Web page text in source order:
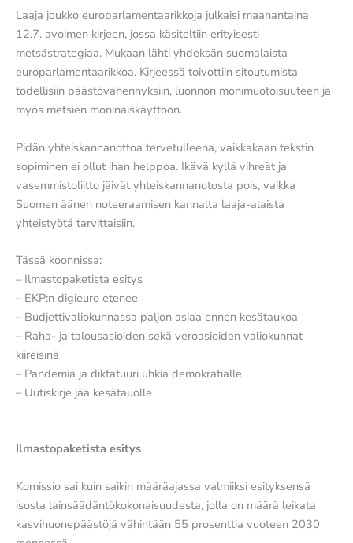
Laaja joukko europarlamentaarikkoja julkaisi maanantaina
12.7. avoimen kirjeen, jossa käsiteltiin erityisesti
metsästrategiaa. Mukaan lähti yhdeksän suomalaista
europarlamentaarikkoa. Kirjeessä toivottiin sitoutumista
todellisiin päästövähennyksiin, luonnon monimuotoisuuteen ja
myös metsien moninaiskäyttöön.
Pidän yhteiskannanottoa tervetulleena, vaikkakaan tekstin
sopiminen ei ollut ihan helppoa. Ikävä kyllä vihreät ja
vasemmistoliitto jäivät yhteiskannanotosta pois, vaikka
Suomen äänen noteeraamisen kannalta laaja-alaista
yhteistyötä tarvittaisiin.
Tässä koonnissa:
– Ilmastopaketista esitys
– EKP:n digieuro etenee
– Budjettivaliokunnassa paljon asiaa ennen kesätaukoa
– Raha- ja talousasioiden sekä veroasioiden valiokunnat
kiireisinä
– Pandemia ja diktatuuri uhkia demokratialle
– Uutiskirje jää kesätauolle
Ilmastopaketista esitys
Komissio sai kuin saikin määräajassa valmiiksi esityksensä
isosta lainsäädäntökokonaisuudesta, jolla on määrä leikata
kasvihuonepäästöjä vähintään 55 prosenttia vuoteen 2030